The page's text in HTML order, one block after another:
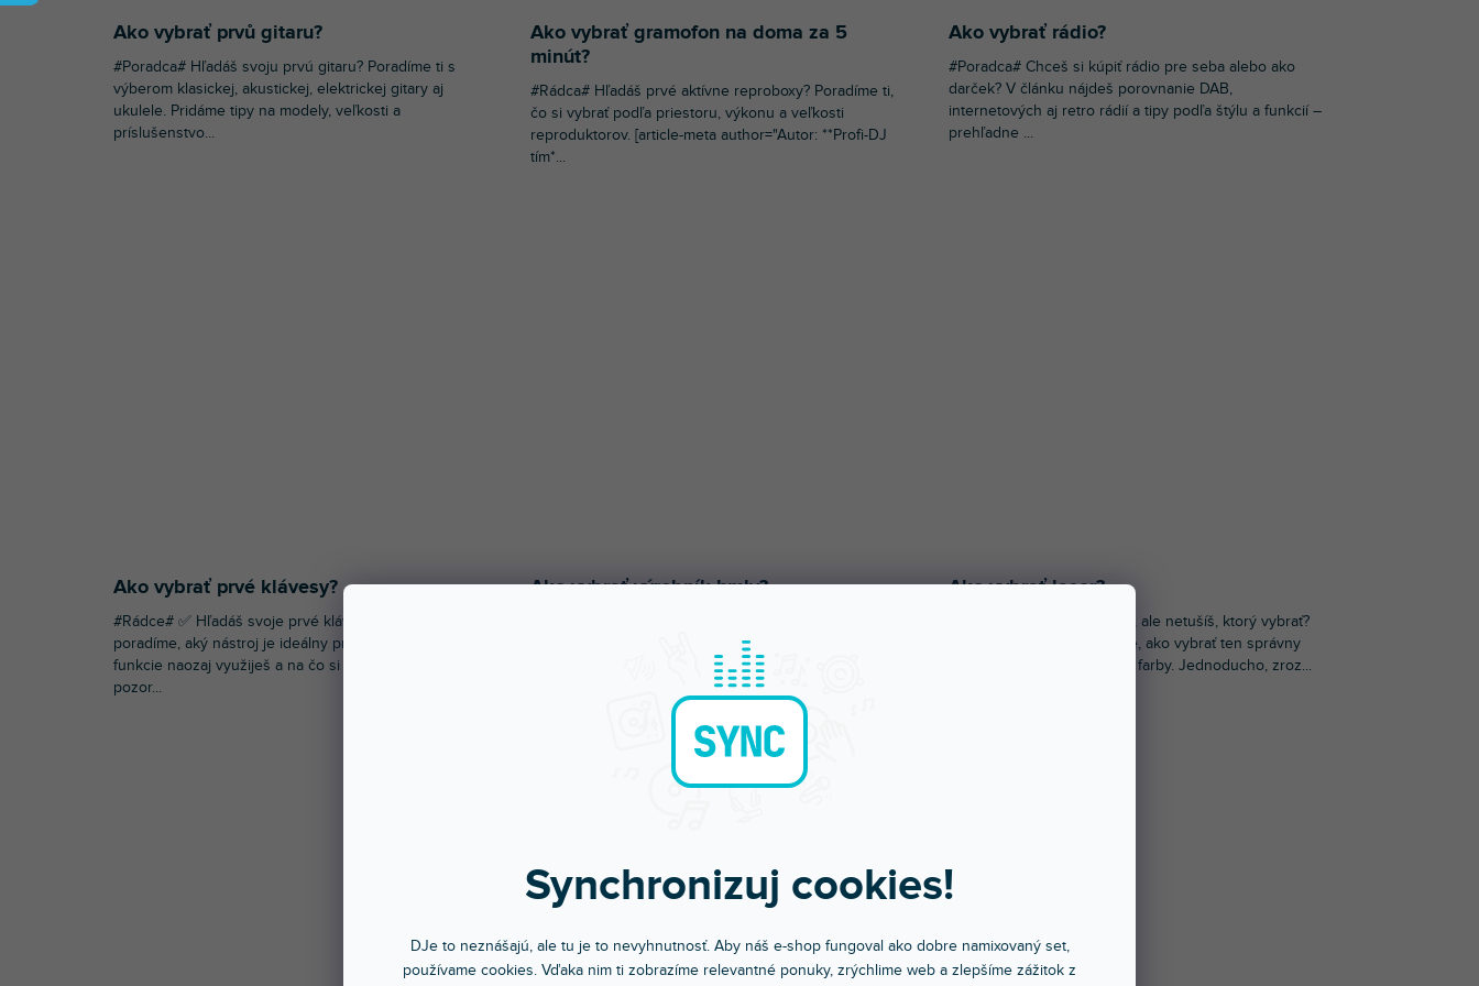
Synchronizuj cookies!
DJe to neznášajú, ale tu je to nevyhnutnosť. Aby náš e-shop fungoval ako dobre namixovaný set,
používame cookies. Vďaka nim ti zobrazíme relevantné ponuky, zrýchlime web a zlepšíme zážitok z
Ako vybrať prvů gitaru?
#Poradca# Hľadáš svoju prvú gitaru? Poradíme ti s
výberom klasickej, akustickej, elektrickej gitary aj
ukulele. Pridáme tipy na modely, veľkosti a
príslušenstvo...
Ako vybrať gramofon na doma za 5
minút?
#Rádca# Hľadáš prvé aktívne reproboxy? Poradíme ti,
čo si vybrať podľa priestoru, výkonu a veľkosti
reproduktorov. [article-meta author="Autor: **Profi-DJ
tím*...
Ako vybrať rádio?
#Poradca# Chceš si kúpiť rádio pre seba alebo ako
darček? V článku nájdeš porovnanie DAB,
internetových aj retro rádií a tipy podľa štýlu a funkcií –
prehľadne ...
Ako vybrať prvé klávesy?
#Rádce# ✅ Hľadáš svoje prvé klávesy? V článku ti
poradíme, aký nástroj je ideálny pre začiatočníkov, aké
funkcie naozaj využiješ a na čo si dať pri výbere
pozor...
Ako vybrať výrobník hmly?
ti, aký hmlostroj sa hodí na domácu párty, svadbu či
klub, aký výkon a náplň zvoliť + tipy a odporúčania
Ako vybrať laser?
#Rádca# ✅ Zaujali ťa lasery, ale netušíš, ktorý vybrať?
V tomto článku ti vysvetlíme, ako vybrať ten správny
podľa typu akcie, výkonu aj farby. Jednoducho, zroz...